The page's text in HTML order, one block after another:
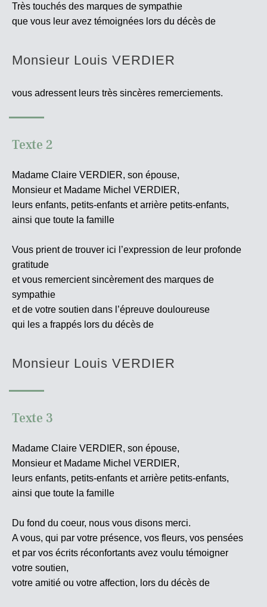
Très touchés des marques de sympathie
que vous leur avez témoignées lors du décès de
Monsieur Louis VERDIER
vous adressent leurs très sincères remerciements.
Texte 2
Madame Claire VERDIER, son épouse,
Monsieur et Madame Michel VERDIER,
leurs enfants, petits-enfants et arrière petits-enfants,
ainsi que toute la famille
Vous prient de trouver ici l’expression de leur profonde
gratitude
et vous remercient sincèrement des marques de
sympathie
et de votre soutien dans l’épreuve douloureuse
qui les a frappés lors du décès de
Monsieur Louis VERDIER
Texte 3
Madame Claire VERDIER, son épouse,
Monsieur et Madame Michel VERDIER,
leurs enfants, petits-enfants et arrière petits-enfants,
ainsi que toute la famille
Du fond du coeur, nous vous disons merci.
A vous, qui par votre présence, vos fleurs, vos pensées
et par vos écrits réconfortants avez voulu témoigner
votre soutien,
votre amitié ou votre affection, lors du décès de